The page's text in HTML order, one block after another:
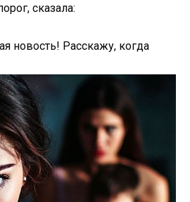
сказала:
новость! Расскажу, когда